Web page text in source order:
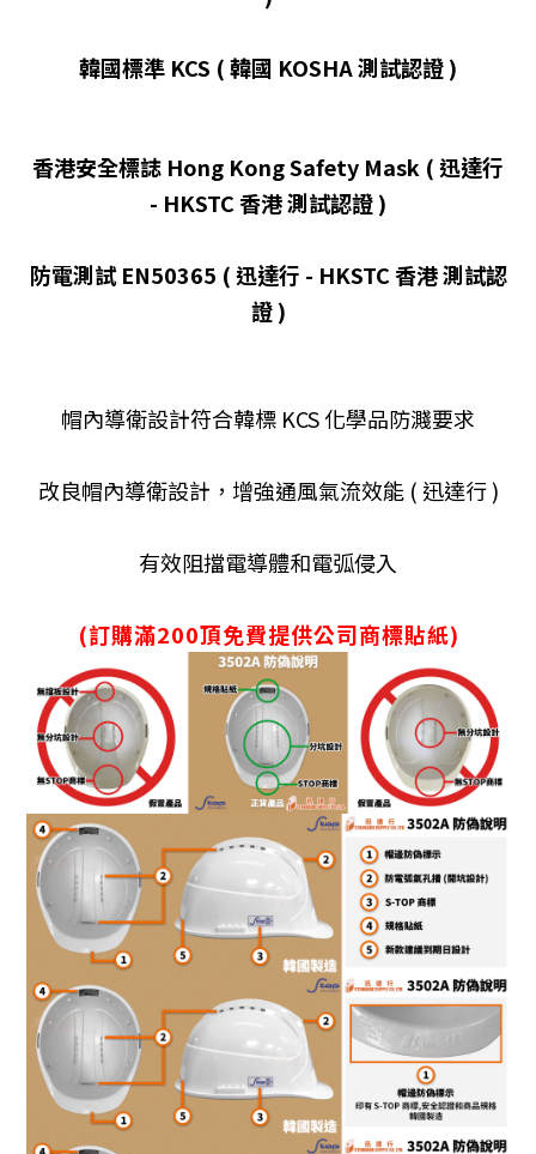
韓國標準 KCS ( 韓國 KOSHA 測試認證 )
香港安全標誌 Hong Kong Safety Mask ( 迅達行
- HKSTC 香港 測試認證 )
防電測試 EN50365 ( 迅達行 - HKSTC 香港 測試認
證 )
帽內導衛設計符合韓標 KCS 化學品防濺要求
改良帽內導衛設計，增強通風氣流效能 ( 迅達行 )
有效阻擋電導體和電弧侵入
(訂購滿200頂免費提供公司商標貼紙)